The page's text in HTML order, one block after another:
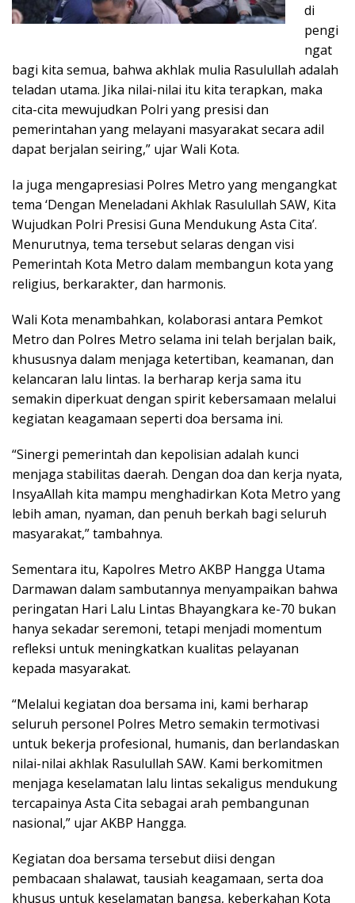
di
pengi
ngat
bagi kita semua, bahwa akhlak mulia Rasulullah adalah
teladan utama. Jika nilai-nilai itu kita terapkan, maka
cita-cita mewujudkan Polri yang presisi dan
pemerintahan yang melayani masyarakat secara adil
dapat berjalan seiring,” ujar Wali Kota.
Ia juga mengapresiasi Polres Metro yang mengangkat
tema ‘Dengan Meneladani Akhlak Rasulullah SAW, Kita
Wujudkan Polri Presisi Guna Mendukung Asta Cita’.
Menurutnya, tema tersebut selaras dengan visi
Pemerintah Kota Metro dalam membangun kota yang
religius, berkarakter, dan harmonis.
Wali Kota menambahkan, kolaborasi antara Pemkot
Metro dan Polres Metro selama ini telah berjalan baik,
khususnya dalam menjaga ketertiban, keamanan, dan
kelancaran lalu lintas. Ia berharap kerja sama itu
semakin diperkuat dengan spirit kebersamaan melalui
kegiatan keagamaan seperti doa bersama ini.
“Sinergi pemerintah dan kepolisian adalah kunci
menjaga stabilitas daerah. Dengan doa dan kerja nyata,
InsyaAllah kita mampu menghadirkan Kota Metro yang
lebih aman, nyaman, dan penuh berkah bagi seluruh
masyarakat,” tambahnya.
Sementara itu, Kapolres Metro AKBP Hangga Utama
Darmawan dalam sambutannya menyampaikan bahwa
peringatan Hari Lalu Lintas Bhayangkara ke-70 bukan
hanya sekadar seremoni, tetapi menjadi momentum
refleksi untuk meningkatkan kualitas pelayanan
kepada masyarakat.
“Melalui kegiatan doa bersama ini, kami berharap
seluruh personel Polres Metro semakin termotivasi
untuk bekerja profesional, humanis, dan berlandaskan
nilai-nilai akhlak Rasulullah SAW. Kami berkomitmen
menjaga keselamatan lalu lintas sekaligus mendukung
tercapainya Asta Cita sebagai arah pembangunan
nasional,” ujar AKBP Hangga.
Kegiatan doa bersama tersebut diisi dengan
pembacaan shalawat, tausiah keagamaan, serta doa
khusus untuk keselamatan bangsa, keberkahan Kota